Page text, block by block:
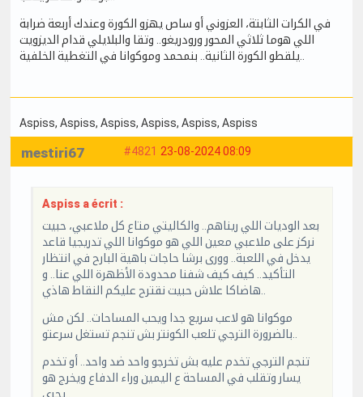
في الكرات الثابتة، العزوني أو ساص يهزو الكورة وعندك أربعة ضرابة
اللي هوما ثلاثي المحور ورودريغو.. وتقا والبلايلي قدام الديزويت
Aspiss, Aspiss, Aspiss, Aspiss, Aspiss, Aspiss
#4821 23-08-2024 08:09
mestiri67
Aspiss a écrit :
بعد الوديات اللي ريناهم.. والكاليتي متاع كل ملاعبي، حبيت
نركز على ملاعبي معين اللي هو موكوانا اللي تدريجيا قاعد
يدخل في اللعبة.. وورى برشا حاجات باهية البارح في انتظار
التأكيد.. كيف كيف شفنا محدودة الأظهرة اللي عنا.. و
موكوانا هو لاعب سريع جدا ويحب المساحات.. لكن مش
تنجم الترجي تخدم عليه بش تخرجو واحد ضد واحد.. أو تخدم
يسار وتقلب في المساحة ع اليمين وراء الدفاع ويخرج هو